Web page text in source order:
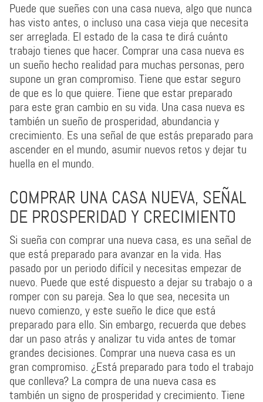
Puede que sueñes con una casa nueva, algo que nunca
has visto antes, o incluso una casa vieja que necesita
ser arreglada. El estado de la casa te dirá cuánto
trabajo tienes que hacer. Comprar una casa nueva es
un sueño hecho realidad para muchas personas, pero
supone un gran compromiso. Tiene que estar seguro
de que es lo que quiere. Tiene que estar preparado
para este gran cambio en su vida. Una casa nueva es
también un sueño de prosperidad, abundancia y
crecimiento. Es una señal de que estás preparado para
ascender en el mundo, asumir nuevos retos y dejar tu
huella en el mundo.
COMPRAR UNA CASA NUEVA, SEÑAL
DE PROSPERIDAD Y CRECIMIENTO
Si sueña con comprar una nueva casa, es una señal de
que está preparado para avanzar en la vida. Has
pasado por un periodo difícil y necesitas empezar de
nuevo. Puede que esté dispuesto a dejar su trabajo o a
romper con su pareja. Sea lo que sea, necesita un
nuevo comienzo, y este sueño le dice que está
preparado para ello. Sin embargo, recuerda que debes
dar un paso atrás y analizar tu vida antes de tomar
grandes decisiones. Comprar una nueva casa es un
gran compromiso. ¿Está preparado para todo el trabajo
que conlleva? La compra de una nueva casa es
también un signo de prosperidad y crecimiento. Tiene